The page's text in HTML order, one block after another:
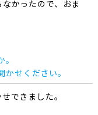
かったので、おま
せください。
できました。